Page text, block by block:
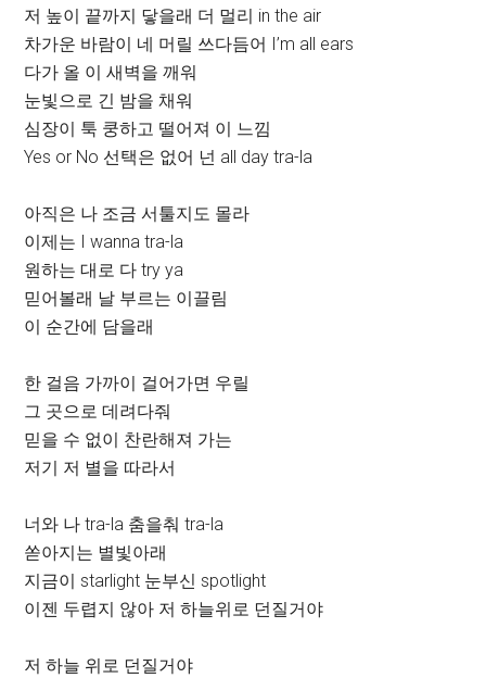
저 높이 끝까지 닿을래 더 멀리 in the air
차가운 바람이 네 머릴 쓰다듬어 I’m all ears
다가 올 이 새벽을 깨워
눈빛으로 긴 밤을 채워
심장이 툭 쿵하고 떨어져 이 느낌
Yes or No 선택은 없어 넌 all day tra-la
아직은 나 조금 서툴지도 몰라
이제는 I wanna tra-la
원하는 대로 다 try ya
믿어볼래 날 부르는 이끌림
이 순간에 담을래
한 걸음 가까이 걸어가면 우릴
그 곳으로 데려다줘
믿을 수 없이 찬란해져 가는
저기 저 별을 따라서
너와 나 tra-la 춤을춰 tra-la
쏟아지는 별빛아래
지금이 starlight 눈부신 spotlight
이젠 두렵지 않아 저 하늘위로 던질거야
저 하늘 위로 던질거야